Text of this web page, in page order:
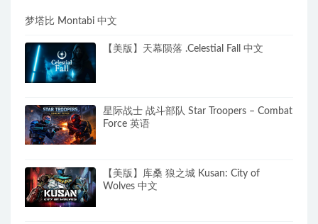
梦塔比 Montabi 中文
【美版】天幕陨落 .Celestial Fall 中文
星际战士 战斗部队 Star Troopers – Combat
Force 英语
【美版】库桑 狼之城 Kusan: City of
Wolves 中文